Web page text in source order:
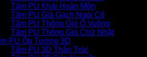
Tấm PU Khải Hoàn Môn
Tấm PU Giả Gạch Ngói Cổ
Tấm PU Thông Gió Ô Vuông
Tấm PU Thông Gió Chữ Nhật
PU Ốp Tường 3D
Tấm PU 3D Thân Trúc